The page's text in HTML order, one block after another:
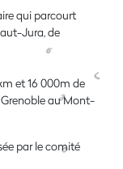
qui parcourt
Jura, de
et 16 000m de
au Mont-
par le comité